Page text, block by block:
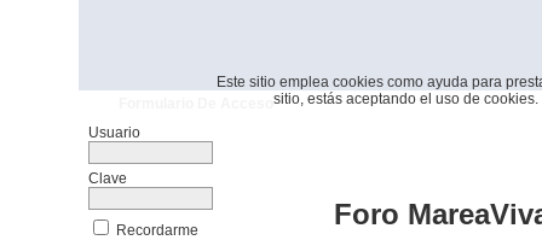
Este sitio emplea cookies como ayuda para
sitio, estás aceptando el uso de cookies.
Usuario
Clave
Recordarme Foro